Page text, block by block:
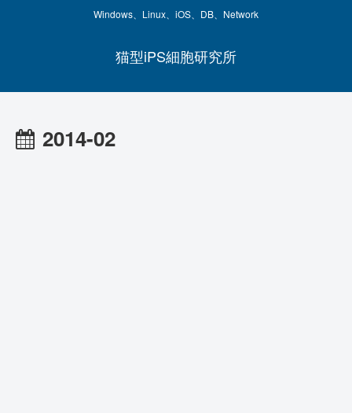
Windows、Linux、iOS、DB、Network
猫型iPS細胞研究所
2014-02